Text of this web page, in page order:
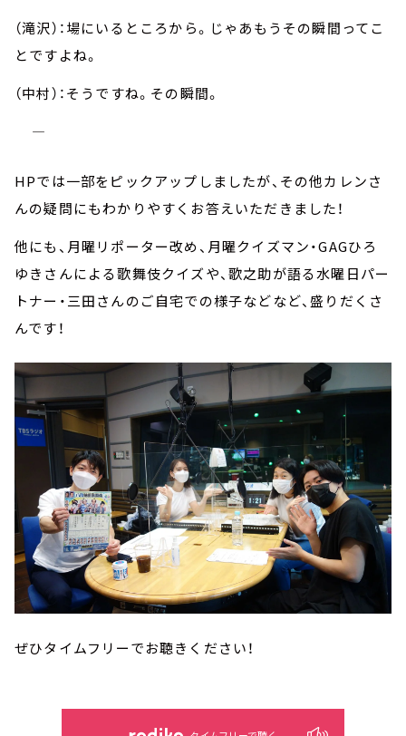
（滝沢）：場にいるところから。じゃあもうその瞬間ってこ
とですよね。
（中村）：そうですね。その瞬間。
―――――――――――――――――――――――――――――――――――――――――――――――――
HPでは一部をピックアップしましたが、その他カレンさ
んの疑問にもわかりやすくお答えいただきました！
他にも、月曜リポーター改め、月曜クイズマン・GAGひろ
ゆきさんによる歌舞伎クイズや、歌之助が語る水曜日パー
トナー・三田さんのご自宅での様子などなど、盛りだくさ
んです！
ぜひタイムフリーでお聴きください！